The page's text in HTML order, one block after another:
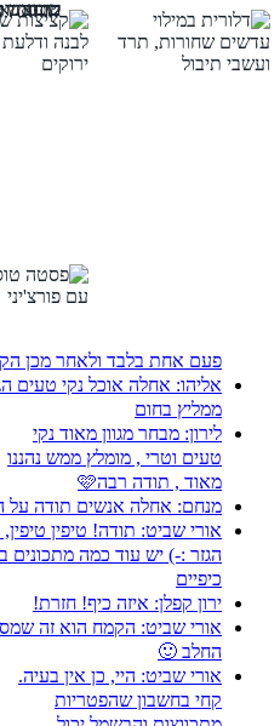
טופו
בתרד
קינואה
שכובש
פעם אחת בלבד ולאחר מכן
אליהו: אחלה אוכל נקי טעים
ממליץ בחום
לירון: מבחר מגוון מאוד נקי
טעים וטרי , מומלץ ממש נהננו
מאוד , תודה רבה🩷
מנחם: אחלה אנשים תודה על
אורי שביט: תודה! טיפין
הגזר :-) יש עוד כמה מתכונים
כיפיים
ירון קפלן: איזה כיף! חזרת!
אורי שביט: הקמח הוא זה
החלב 🙂
אורי שביט: היי, כן אין בעיה.
קחי בחשבון שהפטריות